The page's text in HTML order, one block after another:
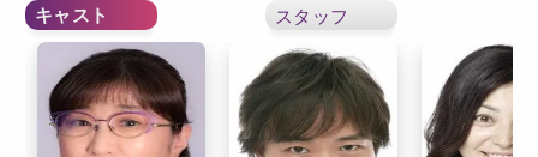
スタッフ
キャスト